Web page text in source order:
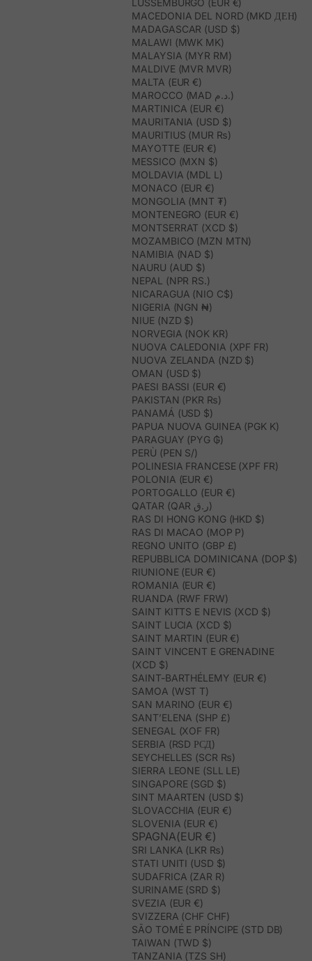
LUSSEMBURGO (EUR €)
MACEDONIA DEL NORD (MKD ДЕН)
MADAGASCAR (USD $)
MALAWI (MWK MK)
MALAYSIA (MYR RM)
MALDIVE (MVR MVR)
MALTA (EUR €)
MAROCCO (MAD د.م.)
MARTINICA (EUR €)
MAURITANIA (USD $)
MAURITIUS (MUR ₨)
MAYOTTE (EUR €)
MESSICO (MXN $)
MOLDAVIA (MDL L)
MONACO (EUR €)
MONGOLIA (MNT ₮)
MONTENEGRO (EUR €)
MONTSERRAT (XCD $)
MOZAMBICO (MZN MTN)
NAMIBIA (NAD $)
NAURU (AUD $)
NEPAL (NPR RS.)
NICARAGUA (NIO C$)
NIGERIA (NGN ₦)
NIUE (NZD $)
NORVEGIA (NOK KR)
NUOVA CALEDONIA (XPF FR)
NUOVA ZELANDA (NZD $)
OMAN (USD $)
PAESI BASSI (EUR €)
PAKISTAN (PKR ₨)
PANAMÁ (USD $)
PAPUA NUOVA GUINEA (PGK K)
PARAGUAY (PYG ₲)
PERÙ (PEN S/)
POLINESIA FRANCESE (XPF FR)
POLONIA (EUR €)
PORTOGALLO (EUR €)
QATAR (QAR ر.ق)
RAS DI HONG KONG (HKD $)
RAS DI MACAO (MOP P)
REGNO UNITO (GBP £)
REPUBBLICA DOMINICANA (DOP $)
RIUNIONE (EUR €)
ROMANIA (EUR €)
RUANDA (RWF FRW)
SAINT KITTS E NEVIS (XCD $)
SAINT LUCIA (XCD $)
SAINT MARTIN (EUR €)
SAINT VINCENT E GRENADINE
(XCD $)
SAINT-BARTHÉLEMY (EUR €)
SAMOA (WST T)
SAN MARINO (EUR €)
SANT’ELENA (SHP £)
SENEGAL (XOF FR)
SERBIA (RSD РСД)
SEYCHELLES (SCR ₨)
SIERRA LEONE (SLL LE)
SINGAPORE (SGD $)
SINT MAARTEN (USD $)
SLOVACCHIA (EUR €)
SLOVENIA (EUR €)
SPAGNA(EUR €)
SRI LANKA (LKR ₨)
STATI UNITI (USD $)
SUDAFRICA (ZAR R)
SURINAME (SRD $)
SVEZIA (EUR €)
SVIZZERA (CHF CHF)
SÃO TOMÉ E PRÍNCIPE (STD DB)
TAIWAN (TWD $)
TANZANIA (TZS SH)